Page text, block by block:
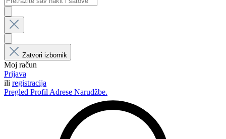
Zatvori izbornik
Moj račun
Prijava
ili registracija
Pregled Profil Adrese Narudžbe.